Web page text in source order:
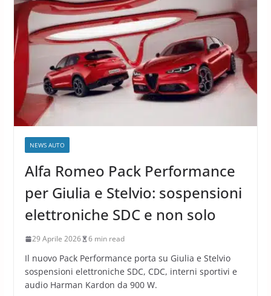
NEWS AUTO
Alfa Romeo Pack Performance
per Giulia e Stelvio: sospensioni
elettroniche SDC e non solo
29 Aprile 2026 6 min read
Il nuovo Pack Performance porta su Giulia e Stelvio
sospensioni elettroniche SDC, CDC, interni sportivi e
audio Harman Kardon da 900 W.